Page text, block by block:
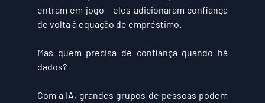
entram em jogo - eles adicionaram confiança
de volta à equação de empréstimo.
Mas quem precisa de confiança quando há
dados?
Com a IA, grandes grupos de pessoas podem